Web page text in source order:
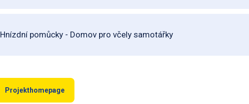
Hnízdní pomůcky - Domov pro včely samotářky
Projekthomepage